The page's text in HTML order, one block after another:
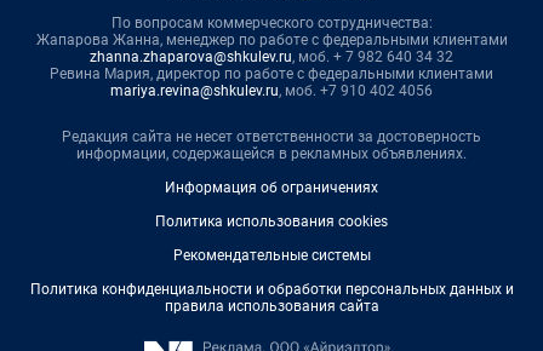
По вопросам коммерческого сотрудничества:
Жапарова Жанна, менеджер по работе с федеральными клиентами
zhanna.zhaparova@shkulev.ru, моб. + 7 982 640 34 32
Ревина Мария, директор по работе с федеральными клиентами
mariya.revina@shkulev.ru, моб. +7 910 402 4056
Редакция сайта не несет ответственности за достоверность
информации, содержащейся в рекламных объявлениях.
Информация об ограничениях
Политика использования cookies
Рекомендательные системы
Политика конфиденциальности и обработки персональных данных и
правила использования сайта